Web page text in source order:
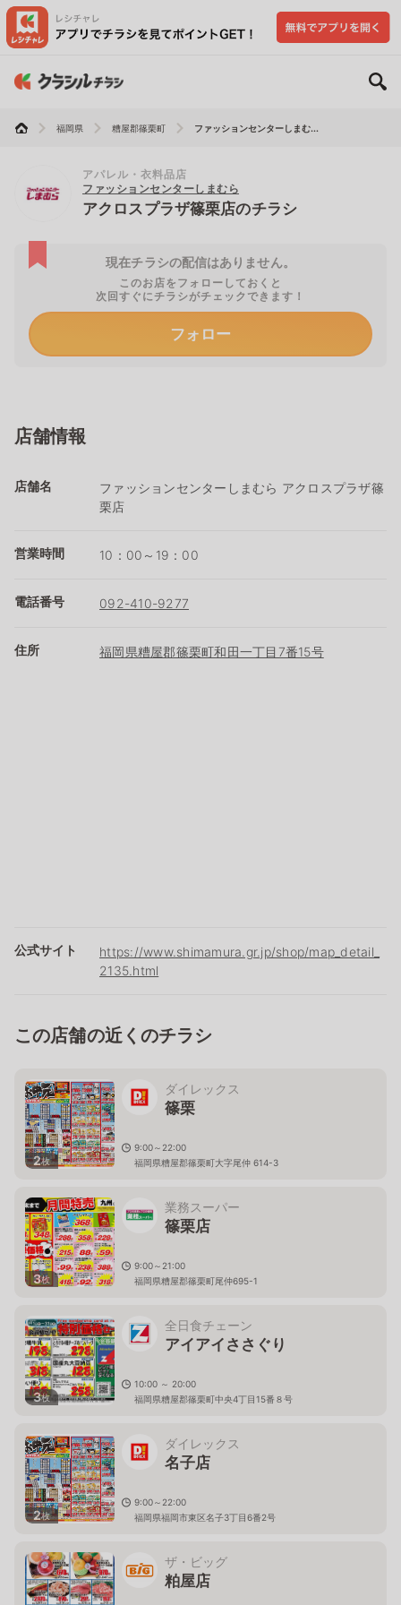
福岡県 糟屋郡篠栗町 ファッションセンターしまむ...
アパレル・衣料品店
ファッションセンターしまむら
アクロスプラザ篠栗店のチラシ
現在チラシの配信はありません。
このお店をフォローしておくと
次回すぐにチラシがチェックできます！
フォロー
店舗情報
店舗名
ファッションセンターしまむら アクロスプラザ篠
栗店
営業時間 10：00～19：00
電話番号 092-410-9277
住所 福岡県糟屋郡篠栗町和田一丁目7番15号
公式サイト
https://www.shimamura.gr.jp/shop/map_detail_
2135.html
この店舗の近くのチラシ
2枚
ダイレックス
篠栗
9:00～22:00
福岡県糟屋郡篠栗町大字尾仲 614-3
3枚
業務スーパー
篠栗店
9:00～21:00
福岡県糟屋郡篠栗町尾仲695-1
3枚
全日食チェーン
アイアイささぐり
10:00 ～ 20:00
福岡県糟屋郡篠栗町中央4丁目15番８号
2枚
ダイレックス
名子店
9:00～22:00
福岡県福岡市東区名子3丁目6番2号
ザ・ビッグ
粕屋店